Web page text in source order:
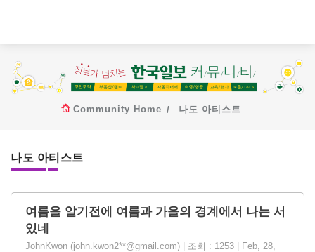
Community Home 나도 아티스트
나도 아티스트
여름을 알기전에 여름과 가을의 경계에서 나는 서
있네
JohnKwon (john.kwon2**@gmail.com) | 조회 : 1253 | Feb, 28,